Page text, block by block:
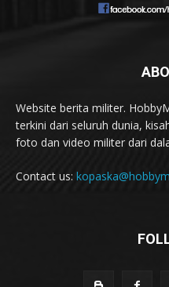
Website berita militer.
terkini dari seluruh dunia,
foto dan video militer dari
Contact us: